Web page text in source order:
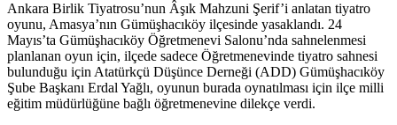
Ankara Birlik Tiyatrosu’nun Âşık Mahzuni Şerif’i anlatan tiyatro
oyunu, Amasya’nın Gümüşhacıköy ilçesinde yasaklandı. 24
Mayıs’ta Gümüşhacıköy Öğretmenevi Salonu’nda sahnelenmesi
planlanan oyun için, ilçede sadece Öğretmenevinde tiyatro sahnesi
bulunduğu için Atatürkçü Düşünce Derneği (ADD) Gümüşhacıköy
Şube Başkanı Erdal Yağlı, oyunun burada oynatılması için ilçe milli
eğitim müdürlüğüne bağlı öğretmenevine dilekçe verdi.